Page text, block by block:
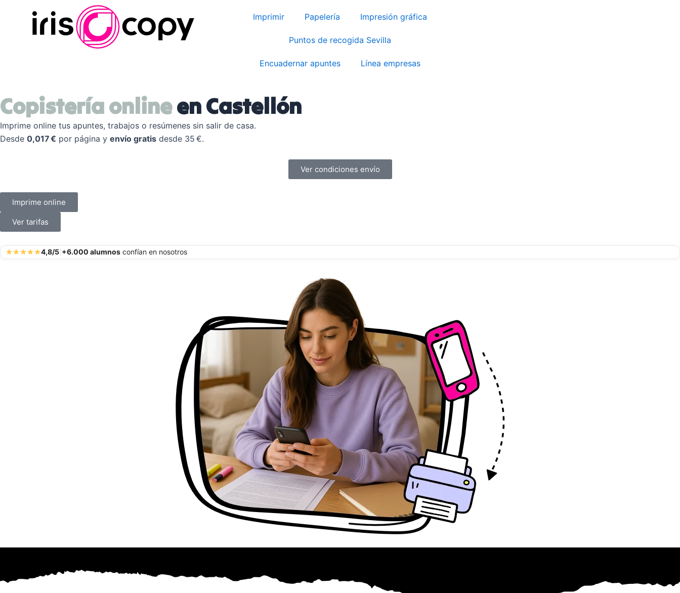
contenido
Imprimir Papelería Impresión gráfica
Puntos de recogida Sevilla
Encuadernar apuntes Línea empresas
Copistería onlineen Castellón
Imprime online tus apuntes, trabajos o resúmenes sin salir de casa.
Desde 0,017 € por página y envío gratis desde 35 €.
Ver condiciones envío
Imprime online
Ver tarifas
4,8/5 +6.000 alumnos confían en nosotros